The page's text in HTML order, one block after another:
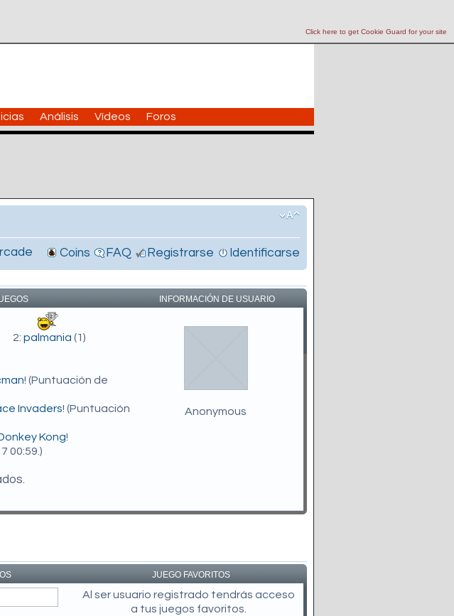
Click here to get Cookie Guard for your site
Análisis Vídeos Foros
Coins FAQ Registrarse Identificarse
INFORMACIÓN DE USUARIO
2:palmania (1)
! (Puntuación de
Invaders! (Puntuación
Kong!
00:59.)
Anonymous
JUEGO FAVORITOS
Al ser usuario registrado tendrás acceso
a tus juegos favoritos.